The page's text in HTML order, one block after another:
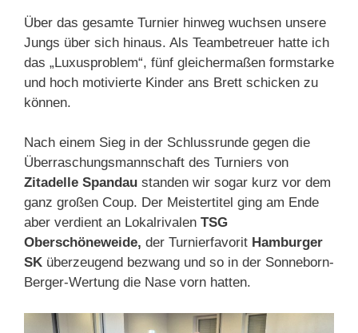
Über das gesamte Turnier hinweg wuchsen unsere
Jungs über sich hinaus. Als Teambetreuer hatte ich
das „Luxusproblem“, fünf gleichermaßen formstarke
und hoch motivierte Kinder ans Brett schicken zu
können.
Nach einem Sieg in der Schlussrunde gegen die
Überraschungsmannschaft des Turniers von
Zitadelle Spandau standen wir sogar kurz vor dem
ganz großen Coup. Der Meistertitel ging am Ende
aber verdient an Lokalrivalen TSG
Oberschöneweide, der Turnierfavorit Hamburger
SK überzeugend bezwang und so in der Sonneborn-
Berger-Wertung die Nase vorn hatten.